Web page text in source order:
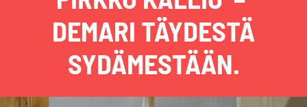
DEMARI TÄYDESTÄ
SYDÄMESTÄÄN.